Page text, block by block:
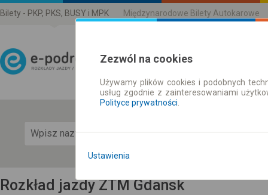
Bilety - PKP, PKS, BUSY i MPK Międzynarodowe Bilety Autokarowe
Rozkład Jazdy | Bilety
Rozkład jazdy ZTM Gdansk
Zezwól na cookies
Używamy plików cookies i podobnych
usług zgodnie z zainteresowaniami
Polityce prywatności
Ustawienia